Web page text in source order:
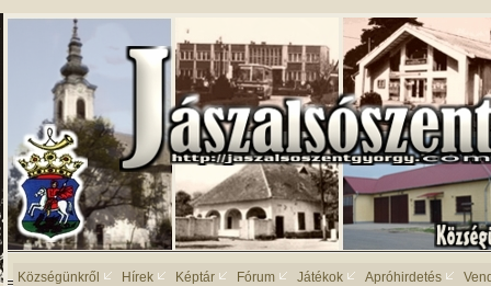
Községünkről Hírek Képtár Fórum Játékok Apróhirdetés